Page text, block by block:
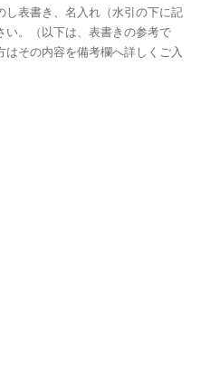
し表書き、名入れ（水引の下に記
い。（以下は、表書きの参考で
その内容を備考欄へ詳しくご入